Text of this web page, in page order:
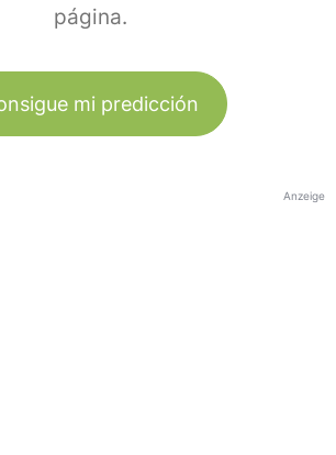
página.
mi predicción
Anzeige